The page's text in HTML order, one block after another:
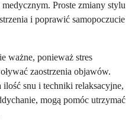
Proste zmiany stylu
i poprawić samopoczucie
ważne, ponieważ stres
zaostrzenia objawów.
snu i techniki relaksacyjne,
mogą pomóc utrzymać